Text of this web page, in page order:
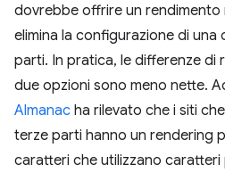
dovrebbe offrire un rendimento
elimina la configurazione di una
parti. In pratica, le differenze di
due opzioni sono meno nette.
Almanac ha rilevato che i siti
terze parti hanno un rendering
caratteri che utilizzano